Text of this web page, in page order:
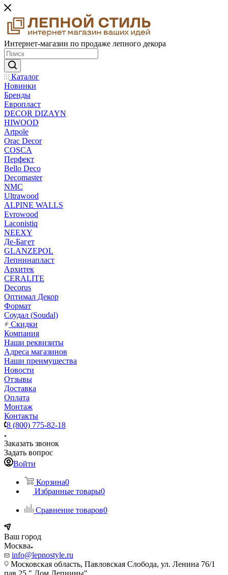
Интернет-магазин по продаже лепного декора
Каталог
Новинки
Бренды
Европласт
DECOR DIZAYN
HIWOOD
Artpole
Orac Decor
COSCA
Перфект
Bello Deco
Decomaster
NMС
Ultrawood
ALPINE WALLS
Evrowood
Laconistiq
NEEXY
Де-Багет
GLANZEPOL
Лепнинапласт
Архитек
CERALITE
Decorus
Оптимал Декор
Формат
Соудал (Soudal)
Скидки
Компания
Наши реквизиты
Адреса магазинов
Наши преимущества
Новости
Отзывы
Доставка
Оплата
Монтаж
Контакты
8 (800) 775-82-18
Заказать звонок
Задать вопрос
Войти
Корзина0
Избранные товары0
Сравнение товаров0
Ваш город
Москва
info@lepnostyle.ru
Московская область, Павловская Слобода, ул. Ленина 76/1
пав 25 " Дом Лепнины"